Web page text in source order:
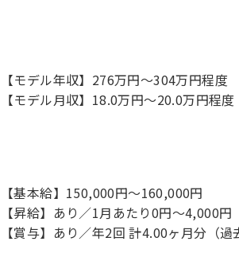
【モデル年収】276万円〜304万円程
【モデル月収】18.0万円〜20.0万円
【基本給】150,000円～160,000円
【昇給】あり／1月あたり0円～4,000円
【賞与】あり／年2回 計4.00ヶ月分（過